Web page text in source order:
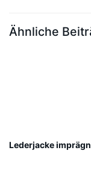
Ähnliche
Lederjacke